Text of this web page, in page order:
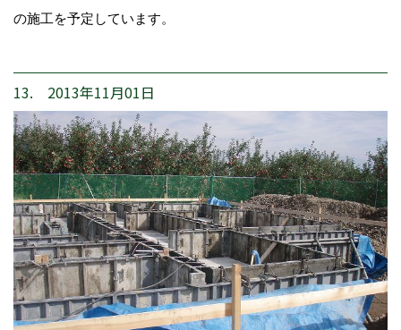
の施工を予定しています。
13. 2013年11月01日